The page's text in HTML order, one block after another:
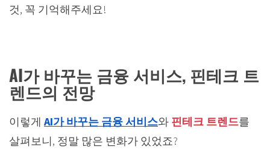
것, 꼭 기억해주세요!
AI가 바꾸는 금융 서비스, 핀테크 트
렌드의 전망
이렇게 AI가 바꾸는 금융 서비스와 핀테크 트렌드를
살펴보니, 정말 많은 변화가 있었죠?